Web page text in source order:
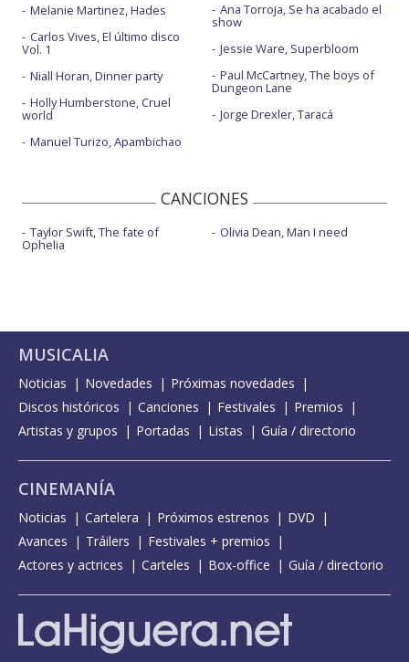
Melanie Martinez, Hades
Carlos Vives, El último disco
Vol. 1
Niall Horan, Dinner party
Holly Humberstone, Cruel
world
Manuel Turizo, Apambichao
Ana Torroja, Se ha acabado el
show
Jessie Ware, Superbloom
Paul McCartney, The boys of
Dungeon Lane
Jorge Drexler, Taracá
CANCIONES
Taylor Swift, The fate of
Ophelia
Olivia Dean, Man I need
MUSICALIA
Noticias Novedades
Próximas novedades
Discos históricos
Canciones Festivales
Premios
Artistas y grupos
Portadas Listas Guía / directorio
CINEMANÍA
Noticias Cartelera Próximos estrenos
DVD
Avances
Tráilers
Festivales + premios
Actores y actrices
Carteles Box-office Guía / directorio